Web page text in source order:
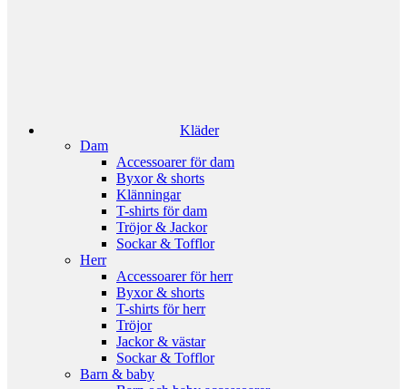
Kläder
Dam
Accessoarer för dam
Byxor & shorts
Klänningar
T-shirts för dam
Tröjor & Jackor
Sockar & Tofflor
Herr
Accessoarer för herr
Byxor & shorts
T-shirts för herr
Tröjor
Jackor & västar
Sockar & Tofflor
Barn & baby